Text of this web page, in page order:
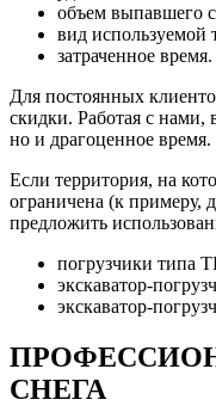
объем выпавшего
вид используемой
затраченное время.
Для постоянных
скидки. Работая с нами,
но и драгоценное время.
Если территория, на
ограничена (к примеру,
предложить
погрузчики типа
экскаватор-
экскаватор-
СНЕГА